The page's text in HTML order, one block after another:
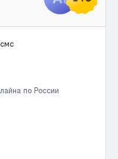
смс
по России